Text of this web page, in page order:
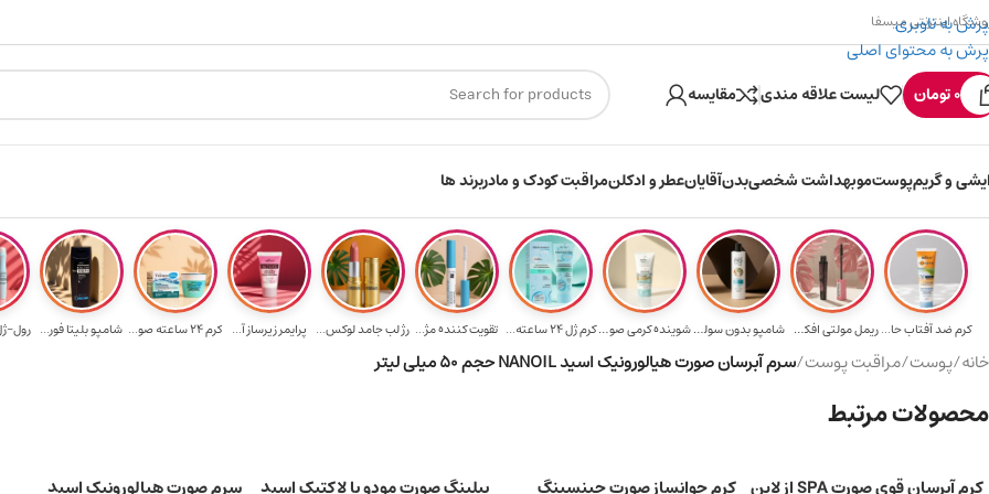
پرش به ناوبری
پرش به محتوای اصلی
هدیه برای خرید های ارسال رایگان برای خرید ۳.۵ میلیون به یالا ۳۰۰ میسکوین (۳۰ هزار تومن) هدیه خرید اول
اینترنتی میسفا
0تومان لیست علاقه مندی مقایسه
و گریمپوستموبهداشت شخصیبدنآقایانعطر و ادکلنمراقبت کودک و مادربرند ها
کرم ضد آفتاب حا... ریمل مولتی افکت... شامپو بدون سولف... شوینده کرمی صور...کرم ژل ۲۴ ساعته... تقویت‌ کننده مژ... رژ لب جامد لوکس... پرایمر زیرساز آ... کرم 24 ساعته صو... شامپو بلیتا فور... رول-
خانه/پوست/مراقبت پوست/سرم آبرسان صورت هیالورونیک اسید NANOIL حجم 50 میلی لیتر
محصولات مرتبط
کرم آبرسان قوی صورت SPA از لاین کرم جوانساز صورت جینسینگ پیلینگ صورت مودو با لاکتیک اسید سرم صورت هیالورونیک اسید